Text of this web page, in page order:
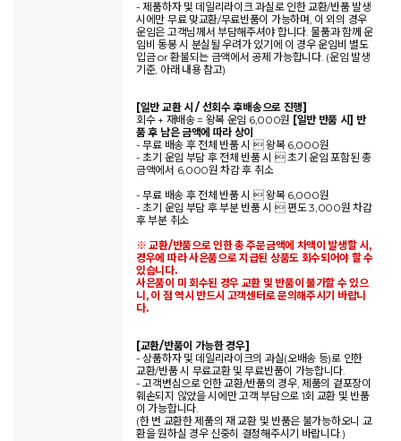
- 제품하자 및 데일리라이크 과실로 인한 교환/반품 발생
시에만 무료 맞교환/무료반품이 가능하며, 이 외의 경우
운임은 고객님께서 부담해주셔야 합니다. 물품과 함께 운
임비 동봉 시 분실될 우려가 있기에 이 경우 운임비 별도
입금 or 환불되는 금액에서 공제 가능합니다. (운임 발생
기준, 아래 내용 참고)
[일반 교환 시 / 선회수 후배송으로 진행]
회수 + 재배송 = 왕복 운임 6,000원 [일반 반품 시] 반
품 후 남은 금액에 따라 상이
- 무료 배송 후 전체 반품 시  왕복 6,000원
- 초기 운임 부담 후 전체 반품 시  초기 운임 포함된 총
금액에서 6,000원 차감 후 취소
- 무료 배송 후 전체 반품 시  왕복 6,000원
- 초기 운임 부담 후 부분 반품 시  편도 3,000원 차감
후 부분 취소
※ 교환/반품으로 인한 총 주문금액에 차액이 발생할 시,
경우에 따라 사은품으로 지급된 상품도 회수되어야 할 수
있습니다.
사은품이 미 회수된 경우 교환 및 반품이 불가할 수 있으
니, 이 점 역시 반드시 고객센터로 문의해주시기 바랍니
다.
[교환/반품이 가능한 경우]
- 상품하자 및 데일리라이크의 과실(오배송 등)로 인한
교환/반품 시 무료교환 및 무료반품이 가능합니다.
- 고객변심으로 인한 교환/반품의 경우, 제품의 겉포장이
훼손되지 않았을 시에만 고객 부담으로 1회 교환 및 반품
이 가능합니다.
(한 번 교환한 제품의 재 교환 및 반품은 불가능하오니 교
환을 원하실 경우 신중히 결정해주시기 바랍니다.)